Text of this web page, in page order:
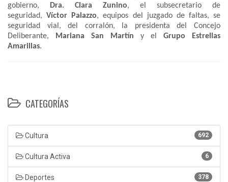
gobierno,
Dra. Clara Zunino, el subsecretario de
seguridad,Víctor Palazzo, equipos del juzgado de faltas, se
seguridad vial, del corralón, la presidenta del Concejo
Deliberante,
Mariana San Martín y el Grupo Estrellas
Amarillas.
CATEGORÍAS
692
Cultura
6
Cultura Activa
378
Deportes